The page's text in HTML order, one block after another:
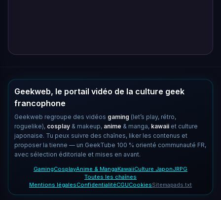
Geekweb, le portail vidéo de la culture geek
francophone
Geekweb regroupe des vidéos gaming (let’s play, rétro,
roguelike), cosplay & makeup, anime & manga, kawaii et culture
japonaise. Tu peux suivre des chaînes, liker les contenus et
proposer la tienne — un GeekTube 100 % orienté communauté FR,
avec sélection éditoriale et mises en avant.
GamingCosplayAnime & MangaKawaiiCulture JaponJRPG
Toutes les chaînes
Mentions légalesConfidentialitéCGUCookiesSitemapads.txt